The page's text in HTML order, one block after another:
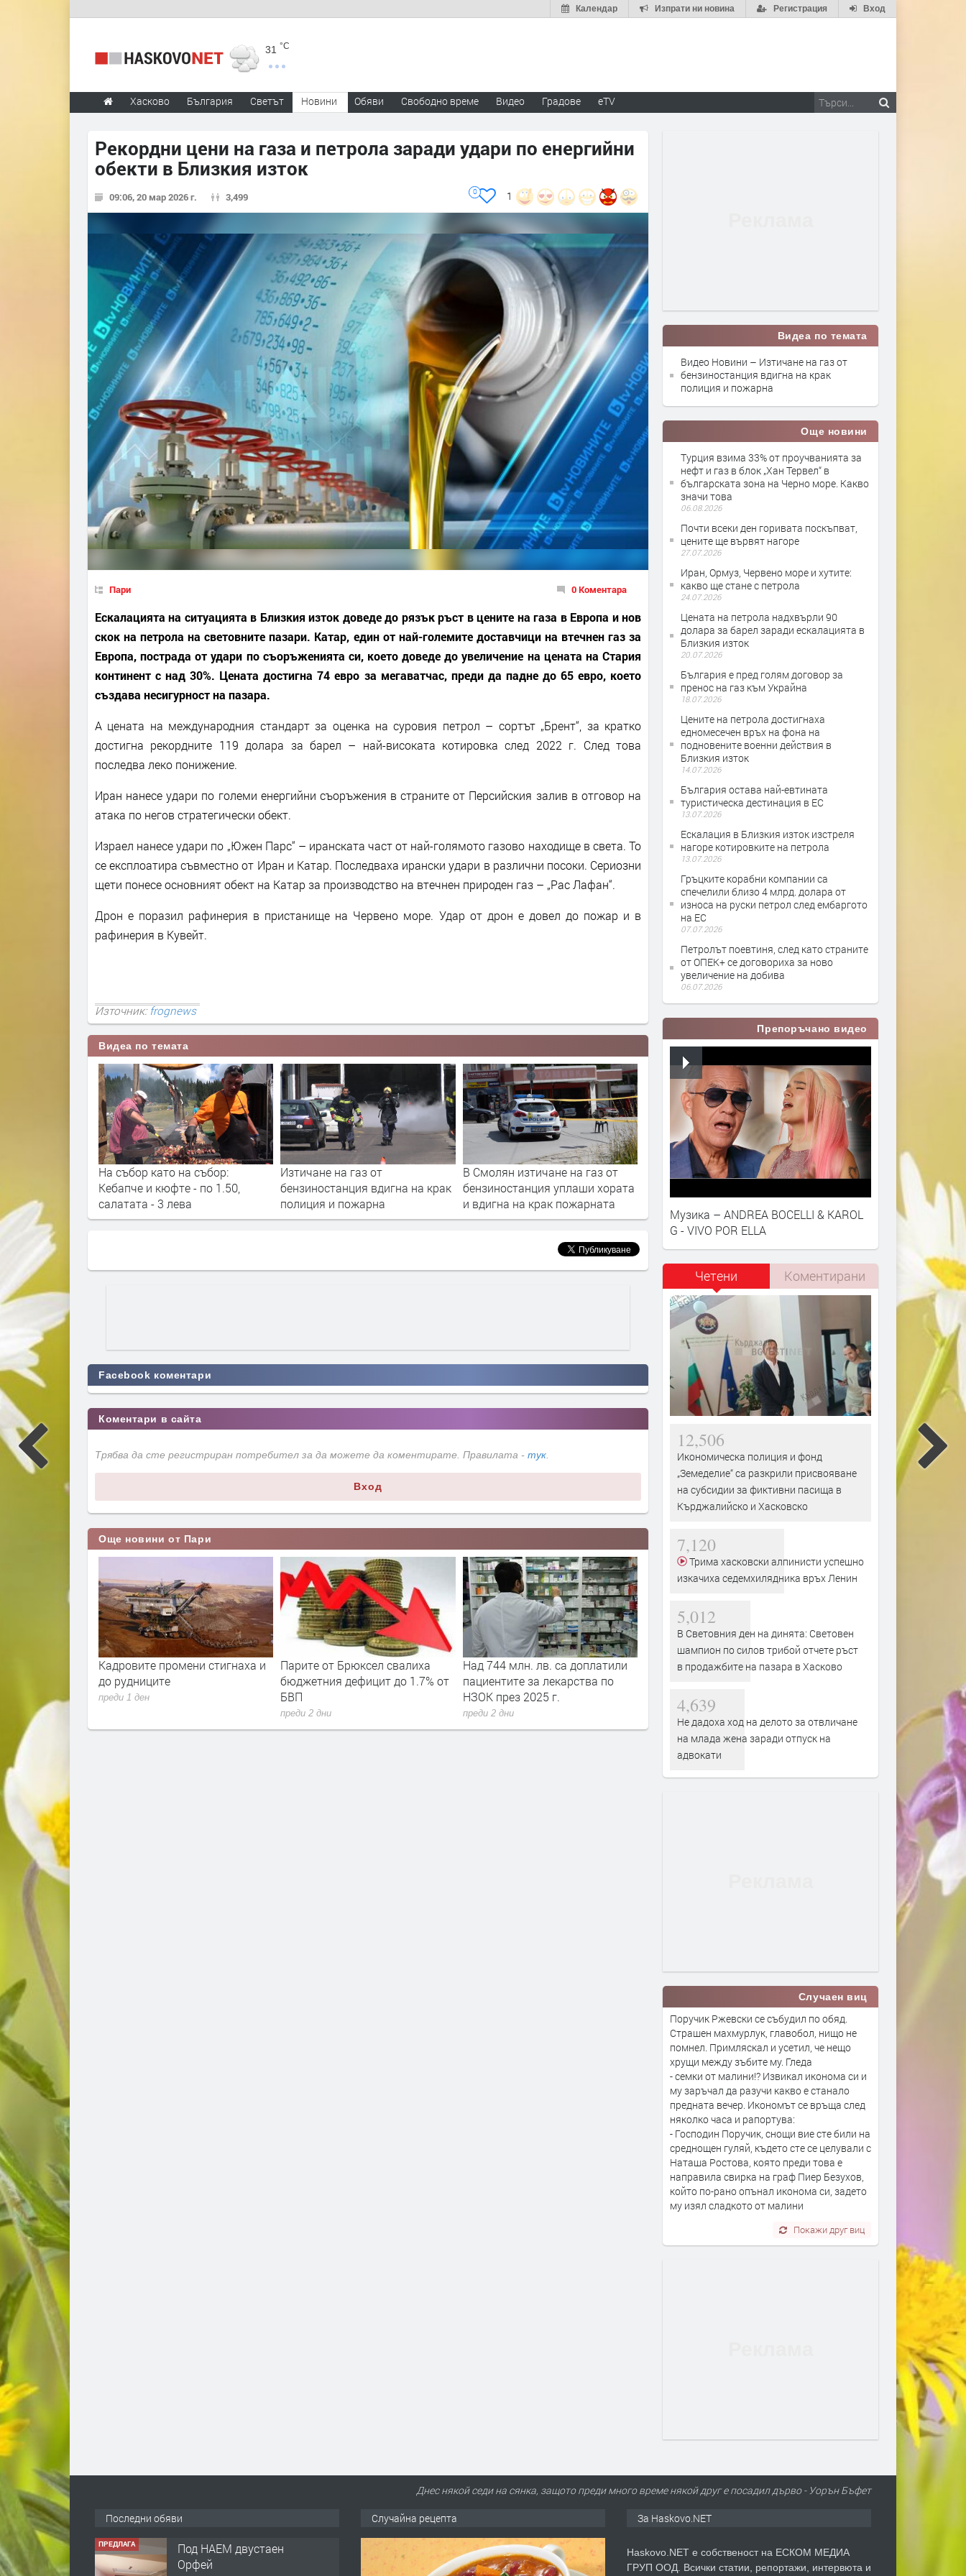
Вход
Регистрация
Изпрати ни новина
Календар
31 °C
Хасково България Светът Новини Обяви Свободно време Видео Градове eTV
Рекордни цени на газа и петрола заради удари по енергийни
обекти в Близкия изток
09:06, 20 мар 2026 г. 3,499 1
0
Пари 0 Коментара
Ескалацията на ситуацията в Близкия изток доведе до рязък ръст в цените на газа в Европа и нов
скок на петрола на световните пазари. Катар, един от най-големите доставчици на втечнен газ за
Европа, пострада от удари по съоръженията си, което доведе до увеличение на цената на Стария
континент с над 30%. Цената достигна 74 евро за мегаватчас, преди да падне до 65 евро, което
създава несигурност на пазара.
А цената на международния стандарт за оценка на суровия петрол – сортът „Брент“, за кратко
достигна рекордните 119 долара за барел – най-високата котировка след 2022 г. След това
последва леко понижение.
Иран нанесе удари по големи енергийни съоръжения в страните от Персийския залив в отговор на
атака по негов стратегически обект.
Израел нанесе удари по „Южен Парс“ – иранската част от най-голямото газово находище в света. То
се експлоатира съвместно от Иран и Катар. Последваха ирански удари в различни посоки. Сериозни
щети понесе основният обект на Катар за производство на втечнен природен газ – „Рас Лафан“.
Дрон е поразил рафинерия в пристанище на Червено море. Удар от дрон е довел до пожар и в
рафинерия в Кувейт.
Източник:frognews
Видеа по темата
пожарната
На събор като на събор:
Кебапче и кюфте - по 1.50,
салатата - 3 лева
Изтичане на газ от
бензиностанция вдигна на крак
полиция и пожарна
В Смолян изтичане на газ от
бензиностанция уплаши хората
и вдигна на крак пожарната
На събор като на събор:
Изтичане на газ от
бензиностанция вдигна
полиция и пожарна
Facebook коментари
Коментари в сайта
Трябва да сте регистриран потребител за да можете да коментирате. Правилата - тук.
Вход
Още новини от Пари
Кадровите промени стигнаха и
до рудниците
преди 1 ден
Парите от Брюксел свалиха
бюджетния дефицит до 1.7% от
БВП
преди 2 дни
Над 744 млн. лв. са доплатили
пациентите за лекарства по
НЗОК през 2025 г.
преди 2 дни
Вече може да се подават молби
преди 2 дни
Дигитално евро:
е вече в нашия смартфон
Видеа по темата
Видео Новини – Изтичане на газ от
бензиностанция вдигна на крак
полиция и пожарна
Още новини
Турция взима 33% от проучванията за
нефт и газ в блок „Хан Тервел“ в
българската зона на Черно море. Какво
значи това
06.08.2026
Почти всеки ден горивата поскъпват,
цените ще вървят нагоре
27.07.2026
Иран, Ормуз, Червено море и хутите:
какво ще стане с петрола
24.07.2026
Цената на петрола надхвърли 90
долара за барел заради ескалацията в
Близкия изток
20.07.2026
България е пред голям договор за
пренос на газ към Украйна
18.07.2026
Цените на петрола достигнаха
едномесечен връх на фона на
подновените военни действия в
Близкия изток
14.07.2026
България остава най-евтината
туристическа дестинация в ЕС
13.07.2026
Ескалация в Близкия изток изстреля
нагоре котировките на петрола
13.07.2026
Гръцките корабни компании са
спечелили близо 4 млрд. долара от
износа на руски петрол след ембаргото
на ЕС
07.07.2026
Петролът поевтиня, след като страните
от ОПЕК+ се договориха за ново
увеличение на добива
06.07.2026
Препоръчано видео
Музика – ANDREA BOCELLI & KAROL
G - VIVO POR ELLA
Четени Коментирани
12,506
Икономическа полиция и фонд
„Земеделие“ са разкрили присвояване
на субсидии за фиктивни пасища в
Кърджалийско и Хасковско
7,120
Трима хасковски алпинисти успешно
изкачиха седемхилядника връх Ленин
5,012
В Световния ден на динята: Световен
шампион по силов трибой отчете ръст
в продажбите на пазара в Хасково
4,639
Не дадоха ход на делото за отвличане
на млада жена заради отпуск на
адвокати
Случаен виц
Поручик Ржевски се събудил по обяд.
Страшен махмурлук, главобол, нищо не
помнел. Примляскал и усетил, че нещо
хрущи между зъбите му. Гледа
- семки от малини!? Извикал иконома си и
му заръчал да разучи какво е станало
предната вечер. Икономът се връща след
няколко часа и рапортува:
- Господин Поручик, снощи вие сте били на
среднощен гуляй, където сте се целували с
Наташа Ростова, която преди това е
направила свирка на граф Пиер Безухов,
който по-рано опънал иконома си, задето
му изял сладкото от малини
Покажи друг виц
Днес някой седи на сянка, защото преди много време някой друг е посадил дърво - Уорън Бъфет
Последни обяви
Орфей
ПРЕДЛАГА
Нов апартамент на ул.
Случайна рецепта За Haskovo.NET
Haskovo.NET е собственост на ЕСКОМ МЕДИА
ГРУП ООД. Всички статии, репортажи, интервюта и